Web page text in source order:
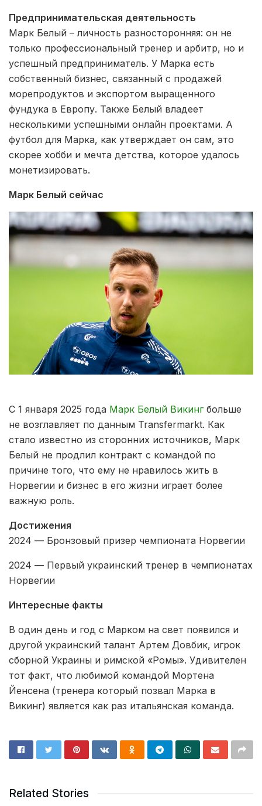
Предпринимательская деятельность
Марк Белый – личность разносторонняя: он не
только профессиональный тренер и арбитр, но и
успешный предприниматель. У Марка есть
собственный бизнес, связанный с продажей
морепродуктов и экспортом выращенного
фундука в Европу. Также Белый владеет
несколькими успешными онлайн проектами. А
футбол для Марка, как утверждает он сам, это
скорее хобби и мечта детства, которое удалось
монетизировать.
Марк Белый сейчас
С 1 января 2025 года Марк Белый Викингбольше
не возглавляет по данным Transfermarkt. Как
стало известно из сторонних источников, Марк
Белый не продлил контракт с командой по
причине того, что ему не нравилось жить в
Норвегии и бизнес в его жизни играет более
важную роль.
Достижения
2024 — Бронзовый призер чемпионата Норвегии
2024 — Первый украинский тренер в чемпионатах
Норвегии
Интересные факты
В один день и год с Марком на свет появился и
другой украинский талант Артем Довбик, игрок
сборной Украины и римской «Ромы». Удивителен
тот факт, что любимой командой Мортена
Йенсена (тренера который позвал Марка в
Викинг) является как раз итальянская команда.
Related Stories